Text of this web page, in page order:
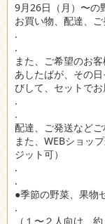
9月26日（月）〜の
お買い物、配達、
.
.
また、ご希望のお客
あしたばが、その
びして、セットでお
.
.
配達、ご発送などご
また、WEBショッ
ジット可）
.
.
●季節の野菜、果物
.
（１〜２人向け、約